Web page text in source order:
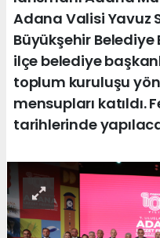
Adana Valisi Yavuz
Büyükşehir
ilçe belediye
toplum kuruluşu
mensupları katıldı.
tarihlerinde